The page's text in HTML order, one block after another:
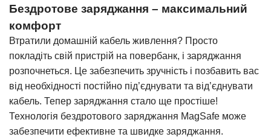
Бездротове заряджання – максимальний
комфорт
Втратили домашній кабель живлення? Просто
покладіть свій пристрій на повербанк, і заряджання
розпочнеться. Це забезпечить зручність і позбавить вас
від необхідності постійно під’єднувати та від’єднувати
кабель. Тепер заряджання стало ще простіше!
Технологія бездротового заряджання MagSafe може
забезпечити ефективне та швидке заряджання.